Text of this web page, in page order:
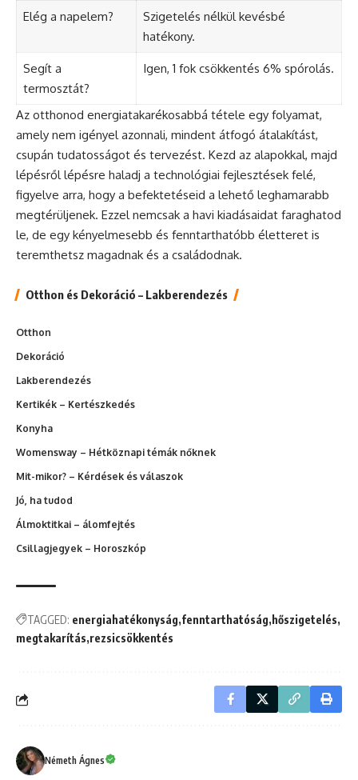
Elég a napelem?
Szigetelés nélkül kevésbé
hatékony.
Segít a
termosztát?
Igen, 1 fok csökkentés 6% spórolás.
Az otthonod energiatakarékosabbá tétele egy folyamat,
amely nem igényel azonnali, mindent átfogó átalakítást,
csupán tudatosságot és tervezést. Kezd az alapokkal, majd
lépésről lépésre haladj a technológiai fejlesztések felé,
figyelve arra, hogy a befektetéseid a lehető leghamarabb
megtérüljenek. Ezzel nemcsak a havi kiadásaidat faraghatod
le, de egy kényelmesebb és fenntarthatóbb életteret is
teremthetsz magadnak és a családodnak.
Otthon és Dekoráció – Lakberendezés
Otthon
Dekoráció
Lakberendezés
Kertikék – Kertészkedés
Konyha
Womensway – Hétköznapi témák nőknek
Mit-mikor? – Kérdések és válaszok
Jó, ha tudod
Álmoktitkai – álomfejtés
Csillagjegyek – Horoszkóp
TAGGED: energiahatékonyság fenntarthatóság hőszigetelés
megtakarítás rezsicsökkentés
Németh Ágnes